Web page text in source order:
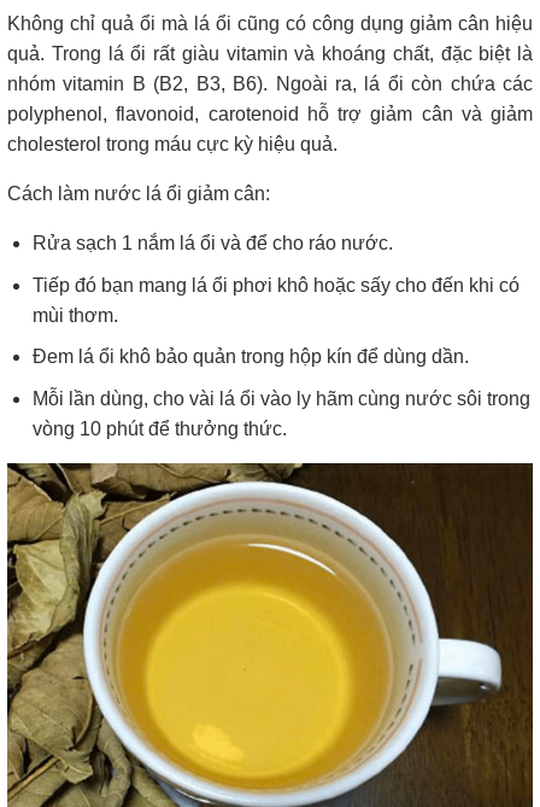
Không chỉ quả ổi mà lá ổi cũng có công dụng giảm cân hiệu
quả. Trong lá ổi rất giàu vitamin và khoáng chất, đặc biệt là
nhóm vitamin B (B2, B3, B6). Ngoài ra, lá ổi còn chứa các
polyphenol, flavonoid, carotenoid hỗ trợ giảm cân và giảm
cholesterol trong máu cực kỳ hiệu quả.
Cách làm nước lá ổi giảm cân:
Rửa sạch 1 nắm lá ổi và để cho ráo nước.
Tiếp đó bạn mang lá ổi phơi khô hoặc sấy cho đến khi có
mùi thơm.
Đem lá ổi khô bảo quản trong hộp kín để dùng dần.
Mỗi lần dùng, cho vài lá ổi vào ly hãm cùng nước sôi trong
vòng 10 phút để thưởng thức.